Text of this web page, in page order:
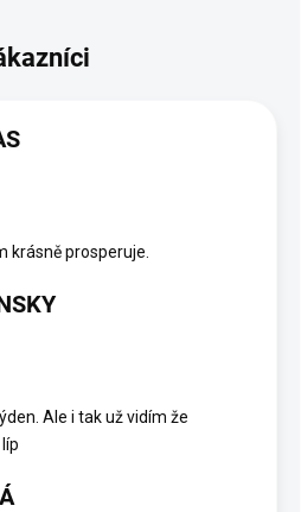
krásně prosperuje.
Ale i tak už vidím že